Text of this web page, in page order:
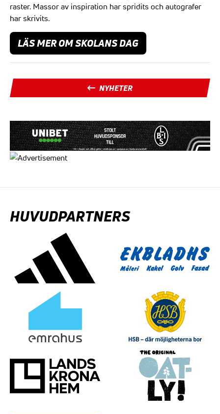
raster. Massor av inspiration har spridits och autografer
har skrivits.
LÄS MER OM SKOLANS DAG
NYHETER
HUVUDPARTNERS